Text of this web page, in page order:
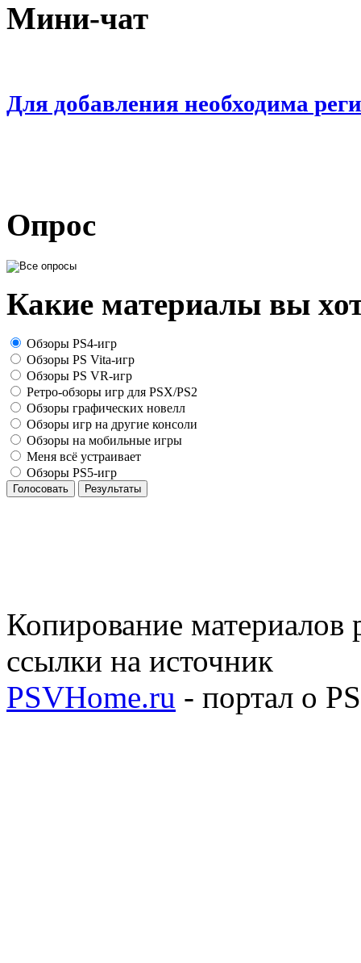
Мини-чат
Для добавления необходима
Опрос
Какие материалы вы
Обзоры PS4-игр
Обзоры PS Vita-игр
Обзоры PS VR-игр
Ретро-обзоры игр для PSX/PS2
Обзоры графических новелл
Обзоры игр на другие консоли
Обзоры на мобильные игры
Меня всё устраивает
Обзоры PS5-игр
Голосовать Результаты
Копирование материалов
ссылки на источник
PSVHome.ru - портал о